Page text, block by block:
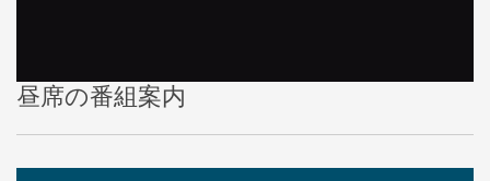
昼席の番組案内